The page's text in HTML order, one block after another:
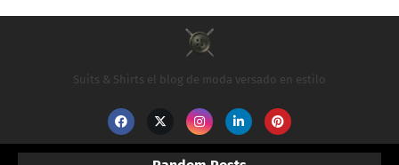
Suits & Shirts el blog de moda versado en estilo